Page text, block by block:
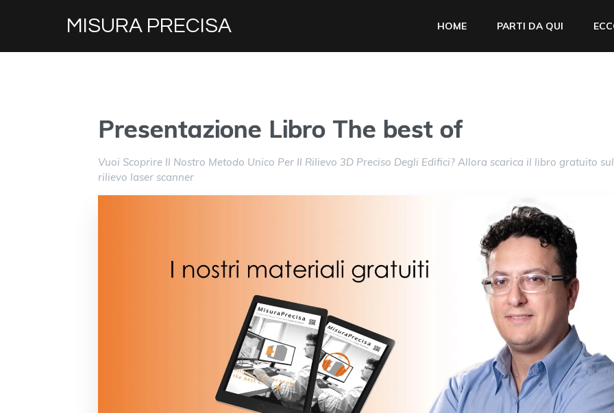
MISURA PRECISA HOME PARTI DA QUI
Presentazione Libro The best of
Vuoi Scoprire Il Nostro Metodo Unico Per Il Rilievo 3D Preciso Degli Edifici? Allora scarica il libro gratuito sul
rilievo laser scanner